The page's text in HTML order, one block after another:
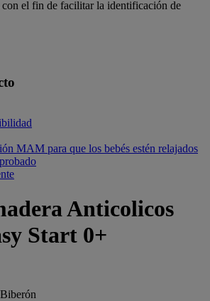
con el fin de facilitar la identificación de
MAM para que los bebés estén relajados
Anticolicos
Start 0+